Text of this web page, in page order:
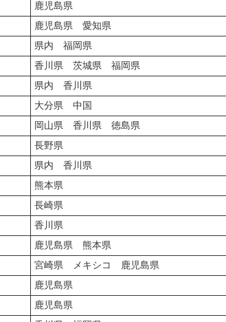
鹿児島県
鹿児島県 愛知県
県内 福岡県
香川県 茨城県 福岡県
県内 香川県
大分県 中国
岡山県 香川県 徳島県
長野県
県内 香川県
熊本県
長崎県
香川県
鹿児島県 熊本県
宮崎県 メキシコ 鹿児島県
鹿児島県
鹿児島県